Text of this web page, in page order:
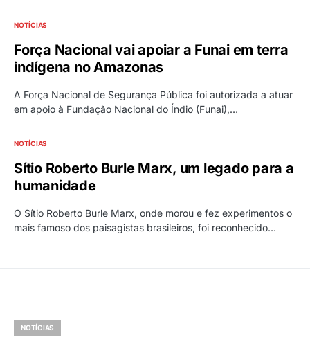
NOTÍCIAS
Força Nacional vai apoiar a Funai em terra
indígena no Amazonas
A Força Nacional de Segurança Pública foi autorizada a atuar
em apoio à Fundação Nacional do Índio (Funai),…
NOTÍCIAS
Sítio Roberto Burle Marx, um legado para a
humanidade
O Sítio Roberto Burle Marx, onde morou e fez experimentos o
mais famoso dos paisagistas brasileiros, foi reconhecido…
NOTÍCIAS